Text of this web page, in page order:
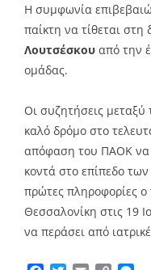
H συμφωνία
παίκτη να τίθεται στη
Λουτσέσκου από την
ομάδας.
Οι συζητήσεις
καλό δρόμο στο
απόφαση του ΠΑΟΚ να
κοντά στο επίπεδο των
πρώτες πληροφορίες ο
Θεσσαλονίκη στις 19
να περάσει από